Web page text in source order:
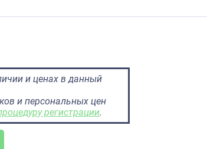
и ценах в данный
и персональных цен
регистрации.